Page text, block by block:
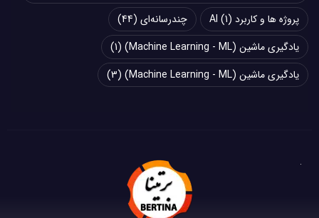
پروژه ها و کاربرد AI (1) چند‌‌رسانه‌ای (44)
یادگیری ماشین (Machine Learning - ML)
(1)
یادگیری ماشین (Machine Learning - ML)
(3)